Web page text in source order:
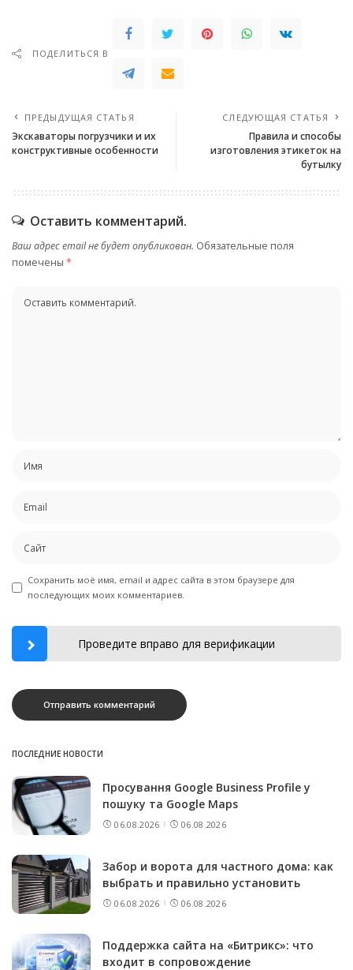
ПОДЕЛИТЬСЯ В
ПРЕДЫДУЩАЯ СТАТЬЯ
Экскаваторы погрузчики и их
конструктивные особенности
СЛЕДУЮЩАЯ СТАТЬЯ
Правила и способы
изготовления этикеток на
бутылку
Оставить комментарий.
Ваш адрес email не будет опубликован. Обязательные поля
помечены *
Сохранить моё имя, email и адрес сайта в этом браузере для
последующих моих комментариев.
Проведите вправо для верификации
ПОСЛЕДНИЕ НОВОСТИ
Просування Google Business Profile у
пошуку та Google Maps
06.08.2026 06.08.2026
Забор и ворота для частного дома: как
выбрать и правильно установить
06.08.2026 06.08.2026
Поддержка сайта на «Битрикс»: что
входит в сопровождение